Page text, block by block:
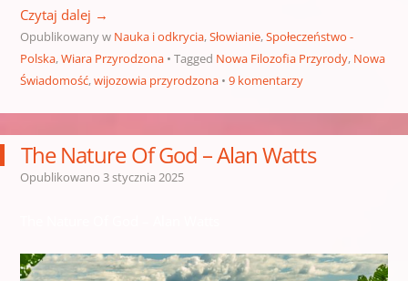
Czytaj dalej →
Opublikowany w Nauka i odkrycia,Słowianie,Społeczeństwo -
Polska,Wiara Przyrodzona Tagged Nowa Filozofia Przyrody, Nowa
Świadomość,wijozowia przyrodzona 9 komentarzy
The Nature Of God – Alan Watts
Opublikowano 3 stycznia 2025